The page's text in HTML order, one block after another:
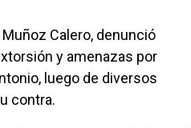
Calero, denunció
y amenazas por
luego de diversos
contra.